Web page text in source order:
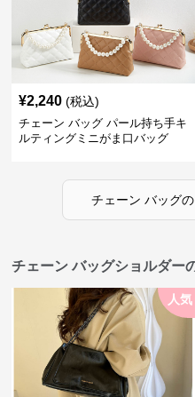
¥2,240 (税込)
チェーン バッグ パール持ち手キ
ルティングミニがま口バッグ
チェーン バッグの
チェーン バッグショルダー
人気